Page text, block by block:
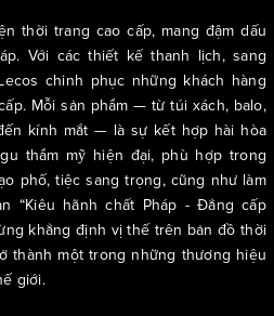
thời trang cao cấp, mang đậm dấu
Với các thiết kế thanh lịch, sang
chinh phục những khách hàng
Mỗi sản phẩm — từ túi xách, balo,
kính mắt — là sự kết hợp hài hòa
thẩm mỹ hiện đại, phù hợp trong
phố, tiệc sang trọng, cũng như làm
“Kiêu hãnh chất Pháp - Đẳng cấp
khẳng định vị thế trên bản đồ thời
thành một trong những thương hiệu
giới.